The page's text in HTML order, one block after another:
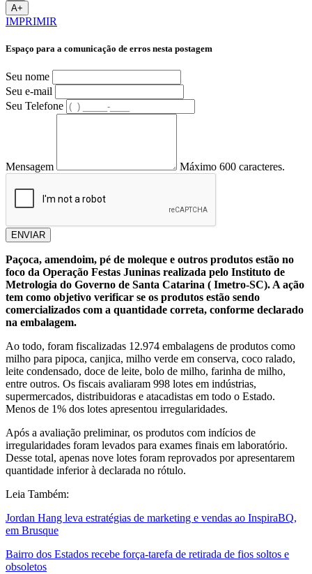
A+
IMPRIMIR
Espaço para a comunicação de erros nesta postagem
Seu nome
Seu e-mail
Seu Telefone
Mensagem Máximo 600 caracteres.
ENVIAR
Paçoca, amendoim, pé de moleque e outros produtos estão no
foco da Operação Festas Juninas realizada pelo Instituto de
Metrologia do Governo de Santa Catarina ( Imetro-SC). A ação
tem como objetivo verificar se os produtos estão sendo
comercializados com a quantidade correta, conforme declarado
na embalagem.
Ao todo, foram fiscalizadas 12.974 embalagens de produtos como
milho para pipoca, canjica, milho verde em conserva, coco ralado,
leite condensado, doce de leite, bolo de milho, farinha de milho,
entre outros. Os fiscais avaliaram 998 lotes em indústrias,
supermercados, distribuidoras e atacadistas em todo o Estado.
Menos de 1% dos lotes apresentou irregularidades.
Após a avaliação preliminar, os produtos com indícios de
irregularidades foram levados para exames finais em laboratório.
Desse total, apenas nove lotes foram reprovados por apresentarem
quantidade inferior à declarada no rótulo.
Leia Também:
Jordan Hang leva estratégias de marketing e vendas ao InspiraBQ,
em Brusque
Bairro dos Estados recebe força-tarefa de retirada de fios soltos e
obsoletos